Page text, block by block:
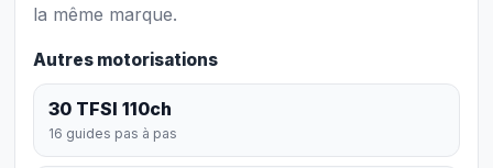
la même marque.
Autres motorisations
30 TFSI 110ch
16 guides pas à pas